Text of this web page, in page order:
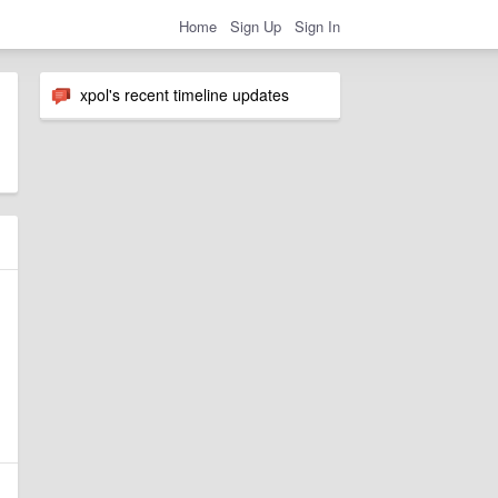
Home Sign Up Sign In
xpol's recent timeline updates